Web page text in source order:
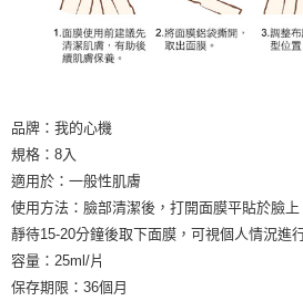
品牌：我的心機
規格：8入
適用於：一般性肌膚
使用方法：臉部清潔後，打開面膜平貼於臉上
靜待15-20分鐘後取下面膜，可視個人情況進
容量：25ml/片
保存期限：36個月